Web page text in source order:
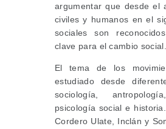
argumentar que desde el
civiles y humanos en el
sociales son
clave para el cambio social.
El tema de los
estudiado desde
sociología,
psicología social e
Cordero Ulate, Inclán y